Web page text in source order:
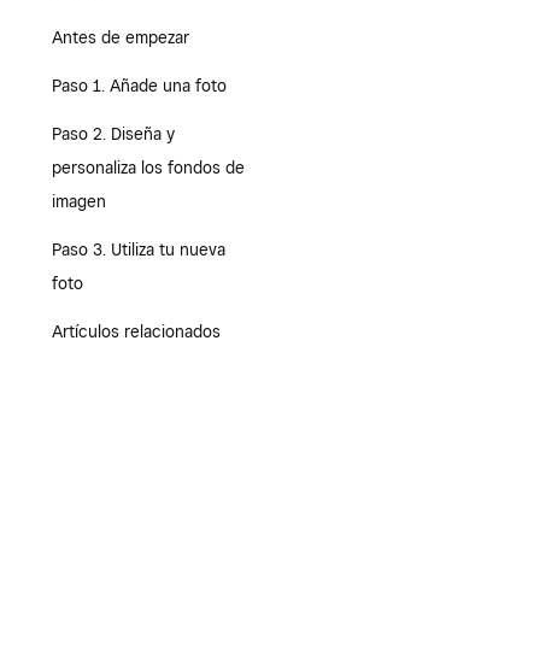
Antes de empezar
Paso 1. Añade una foto
Paso 2. Diseña y
personaliza los fondos de
imagen
Paso 3. Utiliza tu nueva
foto
Artículos relacionados